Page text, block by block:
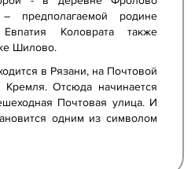
предполагаемой родине
Коловрата также
Шилово.
в Рязани, на Почтовой
Отсюда начинается
Почтовая улица. И
одним из символом